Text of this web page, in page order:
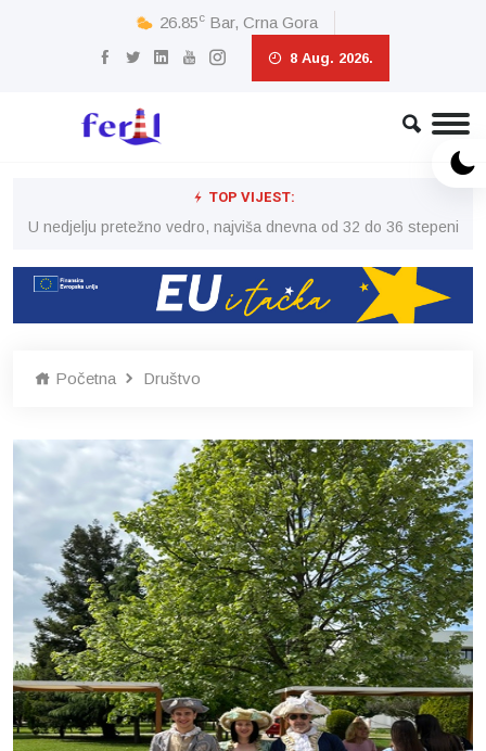
26.85c Bar, Crna Gora
8 Aug. 2026.
TOP VIJEST:
U nedjelju pretežno vedro, najviša dnevna od 32 do 36 stepeni
Početna Društvo